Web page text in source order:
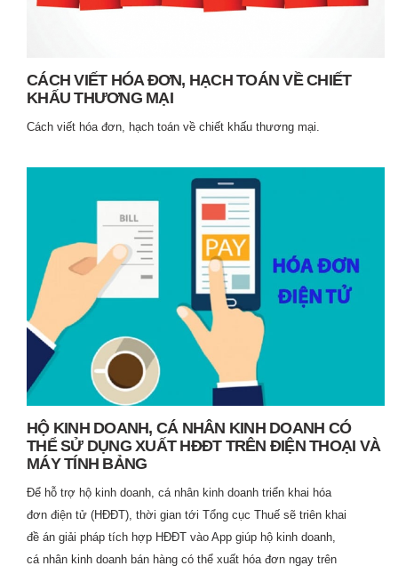
CÁCH VIẾT HÓA ĐƠN, HẠCH TOÁN VỀ CHIẾT
KHẤU THƯƠNG MẠI
Cách viết hóa đơn, hạch toán về chiết khấu thương mại.
HỘ KINH DOANH, CÁ NHÂN KINH DOANH CÓ
THỂ SỬ DỤNG XUẤT HĐĐT TRÊN ĐIỆN THOẠI VÀ
MÁY TÍNH BẢNG
Để hỗ trợ hộ kinh doanh, cá nhân kinh doanh triển khai hóa
đơn điện tử (HĐĐT), thời gian tới Tổng cục Thuế sẽ triên khai
đề án giải pháp tích hợp HĐĐT vào App giúp hộ kinh doanh,
cá nhân kinh doanh bán hàng có thể xuất hóa đơn ngay trên